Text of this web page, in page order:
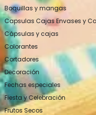
Boquillas y mangas
Capsulas Cajas Envases y
Cápsulas y cajas
Colorantes
Cortadores
Decoración
Fechas especiales
Fiesta y Celebración
Frutos Secos